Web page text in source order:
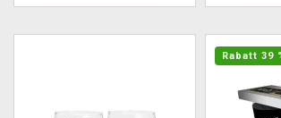
Rabatt 39